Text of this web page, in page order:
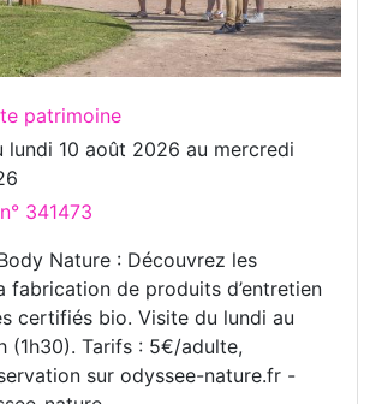
patrimoine
lundi 10 août 2026 au mercredi
341473
Nature : Découvrez les
fabrication de produits d’entretien
certifiés bio. Visite du lundi au
(1h30). Tarifs : 5€/adulte,
sur odyssee-nature.fr -